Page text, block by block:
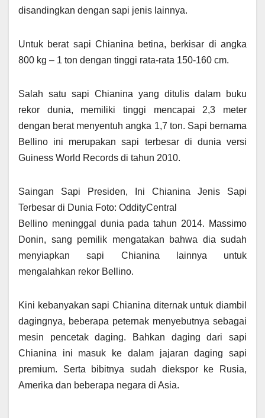
disandingkan dengan sapi jenis lainnya.
Untuk berat sapi Chianina betina, berkisar di angka
800 kg – 1 ton dengan tinggi rata-rata 150-160 cm.
Salah satu sapi Chianina yang ditulis dalam buku
rekor dunia, memiliki tinggi mencapai 2,3 meter
dengan berat menyentuh angka 1,7 ton. Sapi bernama
Bellino ini merupakan sapi terbesar di dunia versi
Guiness World Records di tahun 2010.
Saingan Sapi Presiden, Ini Chianina Jenis Sapi
Terbesar di Dunia Foto: OddityCentral
Bellino meninggal dunia pada tahun 2014. Massimo
Donin, sang pemilik mengatakan bahwa dia sudah
menyiapkan sapi Chianina lainnya untuk
mengalahkan rekor Bellino.
Kini kebanyakan sapi Chianina diternak untuk diambil
dagingnya, beberapa peternak menyebutnya sebagai
mesin pencetak daging. Bahkan daging dari sapi
Chianina ini masuk ke dalam jajaran daging sapi
premium. Serta bibitnya sudah diekspor ke Rusia,
Amerika dan beberapa negara di Asia.